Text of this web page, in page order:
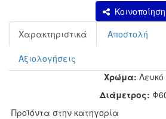
Κοινοποίηση
Χαρακτηριστικά
Αποστολή
Αξιολογήσεις
Χρώμα: Λευκό
Διάμετρος:
Προϊόντα στην κατηγορία